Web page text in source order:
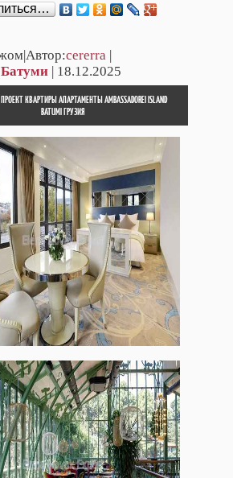
cererra |
Батуми | 18.12.2025
КВАРТИРЫ АПАРТАМЕНТЫ AMBASSADOREI ISLAND
BATUMI ГРУЗИЯ